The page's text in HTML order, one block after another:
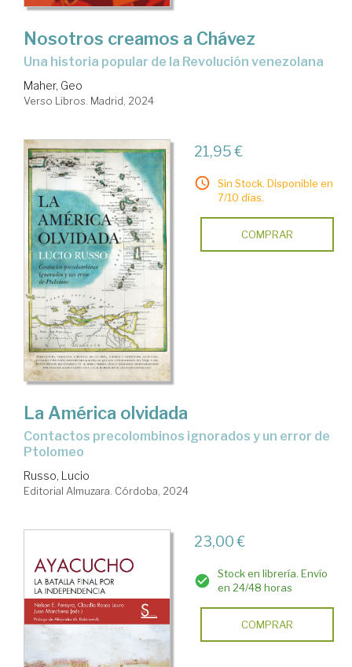
Nosotros creamos a Chávez
una historia popular de la Revolución venezolana
Maher, Geo
Verso Libros. Madrid, 2024
21,95 €
Sin Stock. Disponible en
7/10 días.
COMPRAR
La América olvidada
contactos precolombinos ignorados y un error de
Ptolomeo
Russo, Lucio
Editorial Almuzara. Córdoba, 2024
23,00 €
Stock en librería. Envío
en 24/48 horas
COMPRAR